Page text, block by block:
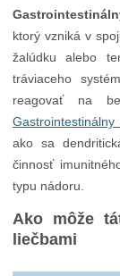
ktorý vzniká v
žalúdku alebo
tráviaceho
reagovať na
ako sa
činnosť
typu nádoru.
Ako môže
liečbami